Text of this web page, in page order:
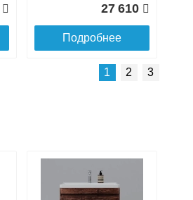
Подробнее о доставке
27 610
Подробнее
1 2 3